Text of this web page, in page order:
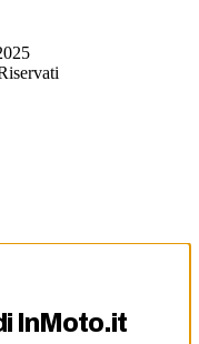
InMoto.it